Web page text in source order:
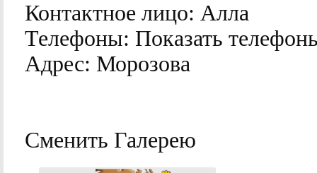
Контактное лицо: Алла
Телефоны: Показать
Адрес: Морозова
Сменить Галерею